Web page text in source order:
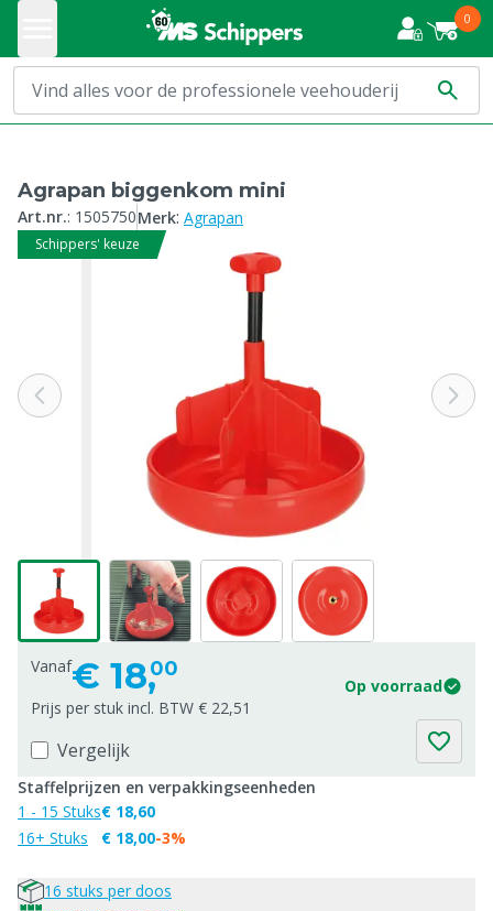
0
Agrapan biggenkom mini
Art.nr.: 1505750Merk: Agrapan
Schippers' keuze
Vanaf€ 18,00
Op voorraad
Prijs per stuk incl. BTW € 22,51
Vergelijk
Staffelprijzen en verpakkingseenheden
1 - 15 Stuks
16+ Stuks
€ 18,60
€ 18,00-3%
16 stuks per doos